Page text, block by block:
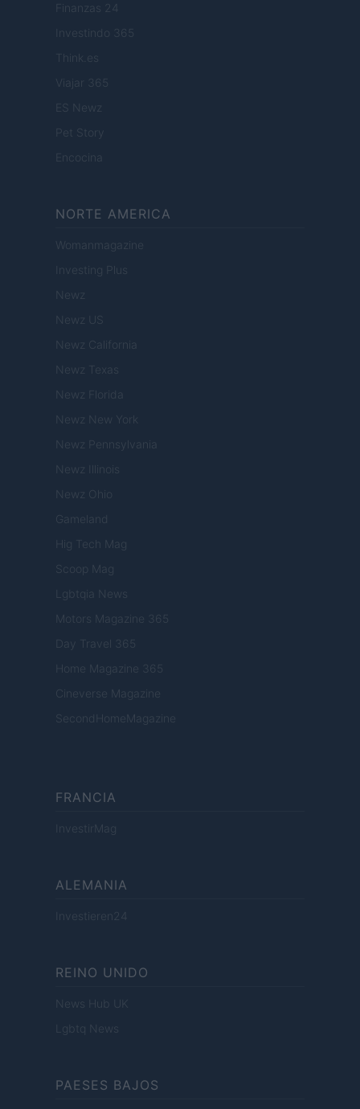
Finanzas 24
Investindo 365
Think.es
Viajar 365
ES Newz
Pet Story
Encocina
NORTE AMERICA
Womanmagazine
Investing Plus
Newz
Newz US
Newz California
Newz Texas
Newz Florida
Newz New York
Newz Pennsylvania
Newz Illinois
Newz Ohio
Gameland
Hig Tech Mag
Scoop Mag
Lgbtqia News
Motors Magazine 365
Day Travel 365
Home Magazine 365
Cineverse Magazine
SecondHomeMagazine
FRANCIA
InvestirMag
ALEMANIA
Investieren24
REINO UNIDO
News Hub UK
Lgbtq News
PAESES BAJOS